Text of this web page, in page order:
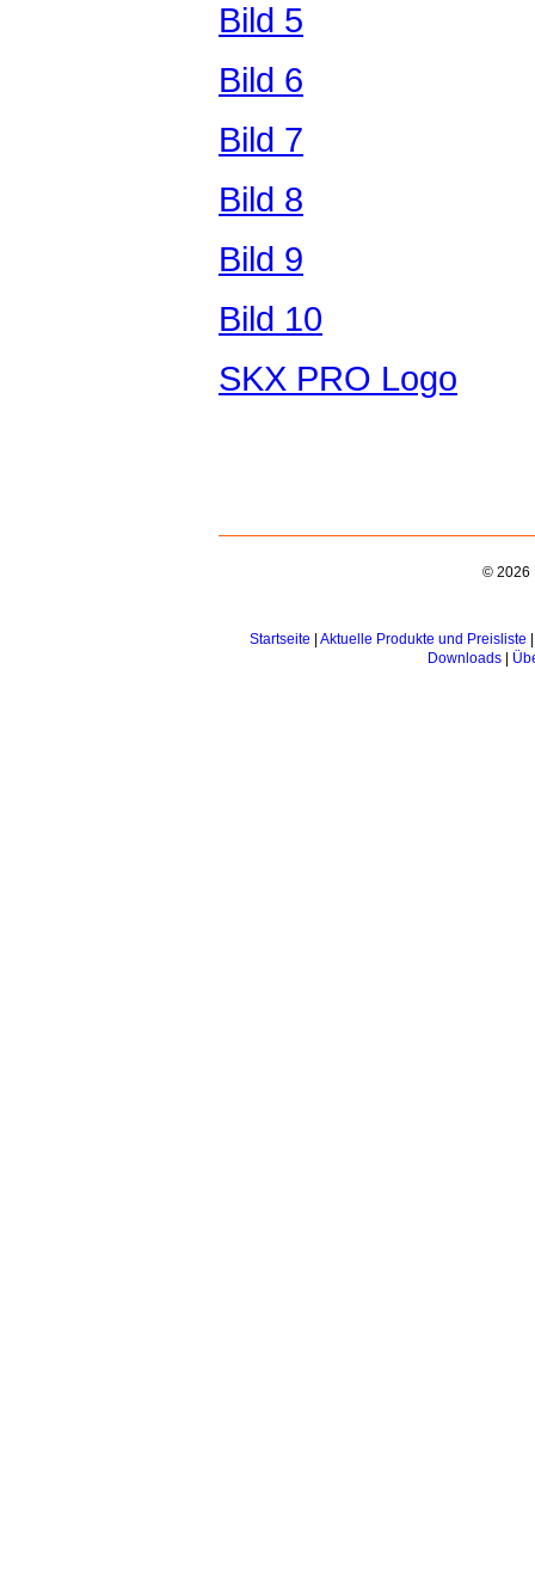
Bild 5
Bild 6
Bild 7
Bild 8
Bild 9
Bild 10
SKX PRO Logo
© 2026
Startseite Aktuelle Produkte und Preisliste
Downloads|